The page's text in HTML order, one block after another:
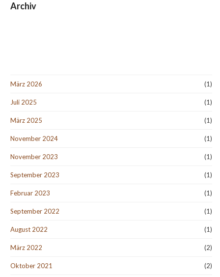
Archiv
März 2026 (1)
Juli 2025 (1)
März 2025 (1)
November 2024 (1)
November 2023 (1)
September 2023 (1)
Februar 2023 (1)
September 2022 (1)
August 2022 (1)
März 2022 (2)
Oktober 2021 (2)